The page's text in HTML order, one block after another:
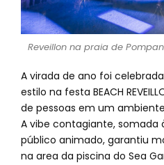
Reveillon na praia de
A virada de ano foi
estilo na festa BEACH
de pessoas em um
A vibe contagiante, somada
público animado, garantiu
na area da piscina do Sea